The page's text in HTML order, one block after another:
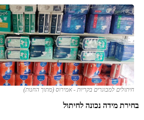
חיתולים למבוגרים בקריות - אמירוס (מתוך החנות)
בחירת מידה נכונה לחיתול